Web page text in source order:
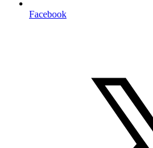
Facebook